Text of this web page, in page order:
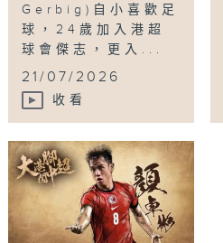
Gerbig)自小喜歡足
球，24歲加入港超
球會傑志，更入...
21/07/2026
收看